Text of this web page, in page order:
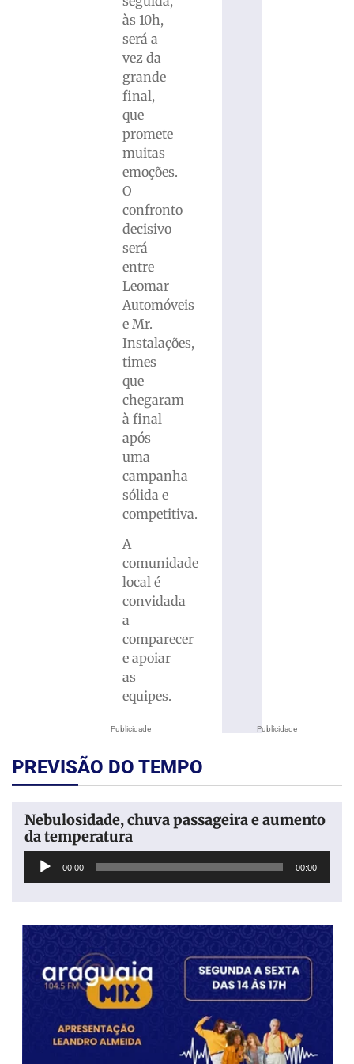
Publicidade
às 10h,
será a
vez da
grande
final,
que
promete
muitas
emoções.
O
confronto
decisivo
será
entre
Leomar
Automóveis
e Mr.
Instalações,
times
que
chegaram
à final
após
uma
campanha
sólida e
competitiva.
A
comunidade
local é
convidada
a
comparecer
e apoiar
as
equipes.
Publicidade
PREVISÃO DO TEMPO
Nebulosidade, chuva passageira e aumento
da temperatura
Tocador
00:00 00:00